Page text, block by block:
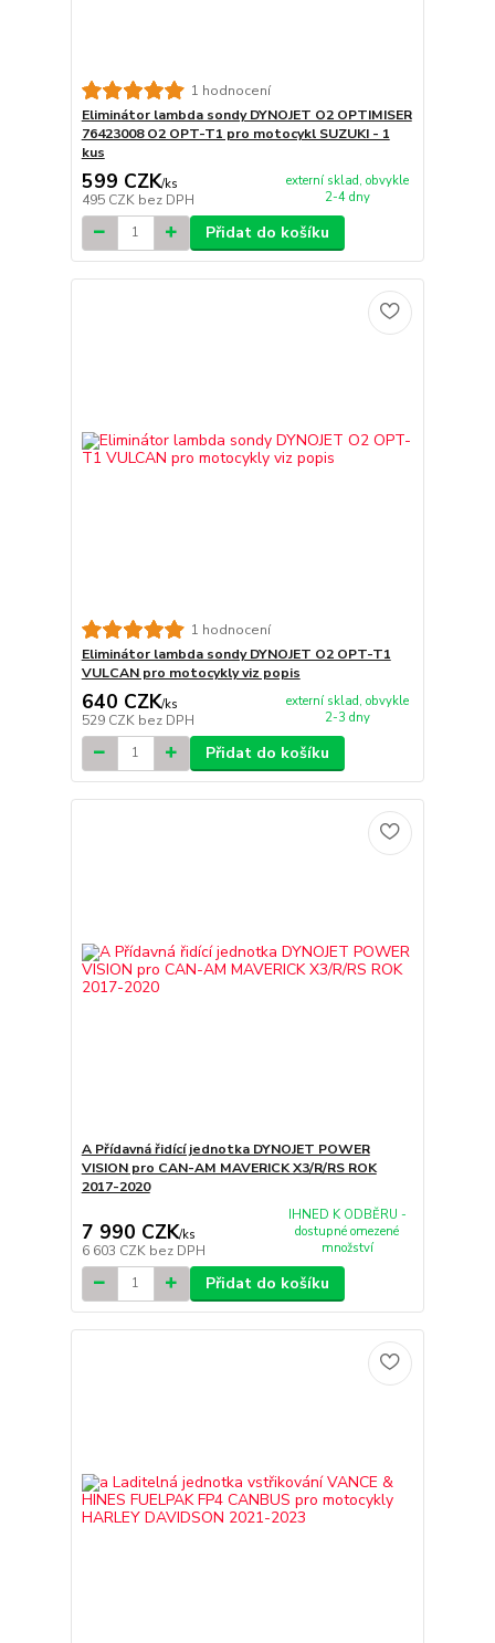
1 hodnocení
Eliminátor lambda sondy DYNOJET O2 OPTIMISER
76423008 O2 OPT-T1 pro motocykl SUZUKI - 1
kus
599 CZK/ks
495 CZK bez DPH
externí sklad, obvykle
2-4 dny
Přidat do košíku
1 hodnocení
Eliminátor lambda sondy DYNOJET O2 OPT-T1
VULCAN pro motocykly viz popis
640 CZK/ks
529 CZK bez DPH
externí sklad, obvykle
2-3 dny
Přidat do košíku
A Přídavná řidící jednotka DYNOJET POWER
VISION pro CAN-AM MAVERICK X3/R/RS ROK
2017-2020
7 990 CZK/ks
6 603 CZK bez DPH
IHNED K ODBĚRU -
dostupné omezené
množství
Přidat do košíku